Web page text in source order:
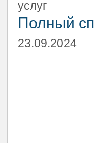
услуг
Полный
23.09.2024